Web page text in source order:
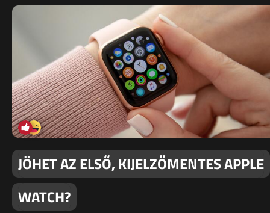
JÖHET AZ ELSŐ, KIJELZŐMENTES APPLE
WATCH?